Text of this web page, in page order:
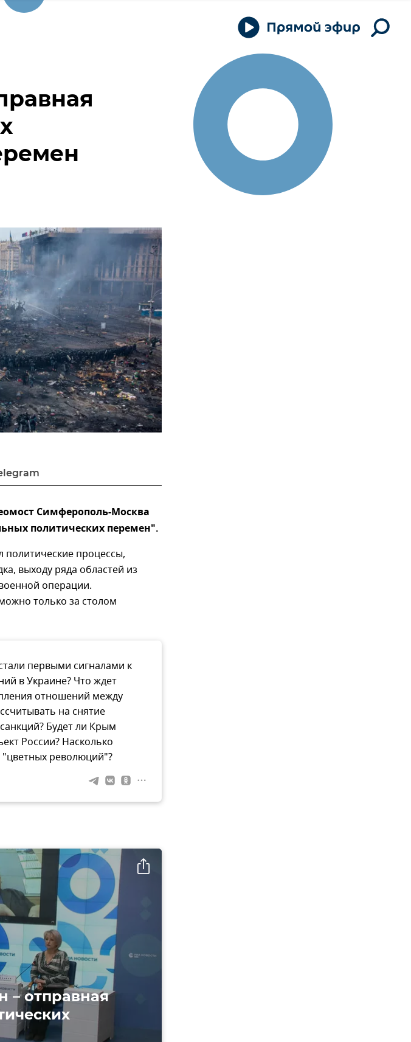
Симферополь-Москва
политических перемен".
политические процессы,
выходу ряда областей из
операции.
только за столом
первыми сигналами к
в Украине? Что ждет
отношений между
на снятие
Будет ли Крым
России? Насколько
революций"?
– отправная